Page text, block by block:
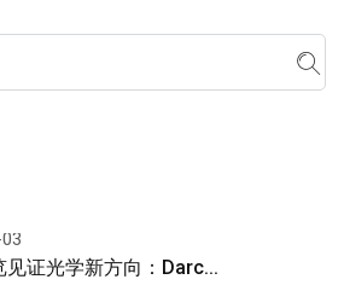
见证光学新方向：Darc...